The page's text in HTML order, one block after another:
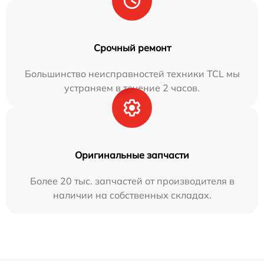
Срочный ремонт
Большинство неисправностей техники TCL мы
устраняем в течение 2 часов.
Оригинальные запчасти
Более 20 тыс. запчастей от производителя в
наличии на собственных складах.